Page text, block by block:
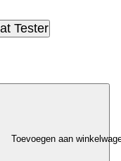
Tester
Toevoegen aan